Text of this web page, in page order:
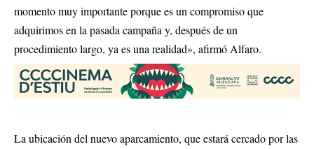
momento muy importante porque es un compromiso que
adquirimos en la pasada campaña y, después de un
procedimiento largo, ya es una realidad», afirmó Alfaro.
La ubicación del nuevo aparcamiento, que estará cercado por las